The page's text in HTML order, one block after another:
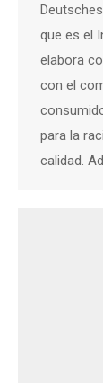
que es el
elabora
con el
para la
calidad.